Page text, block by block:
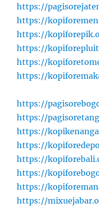
https://
https://
https://
https://
https://
https://
https://
https://
https://
https://
https://
https://
https://
https://